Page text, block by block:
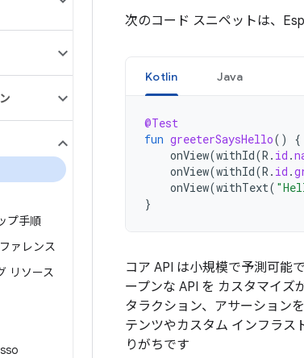
プ手順
ァレンス
リソース
次のコード スニペットは、
Kotlin Java
@Test
fun greeterSaysHello()
{
onView(withId(R . id .
onView(withId(R . id .
onView(withText(
}
コア API は小規模で予測可能
ープンな API を カスタマイズ
タラクション、アサーション
テンツやカスタム インフラス
りがちです